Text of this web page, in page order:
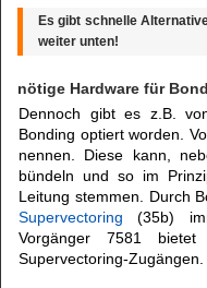
Es gibt schnelle
weiter unten!
nötige Hardware für
Dennoch gibt es z.B.
Bonding optiert worden.
nennen. Diese kann,
bündeln und so im
Leitung stemmen. Durch
Supervectoring (35b)
Vorgänger 7581
Supervectoring-Zugängen.